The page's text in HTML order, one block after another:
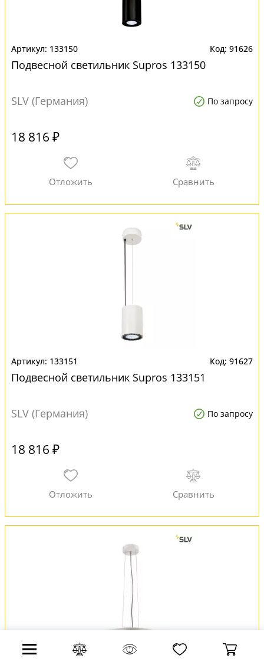
133150 91626
Подвесной светильник Supros 133150
SLV (Германия) По запросу
18 816 ₽
133151 91627
Подвесной светильник Supros 133151
SLV (Германия) По запросу
18 816 ₽